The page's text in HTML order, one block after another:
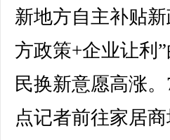
新地方自主补贴
方政策+企业让利
民换新意愿高涨
点记者前往家居